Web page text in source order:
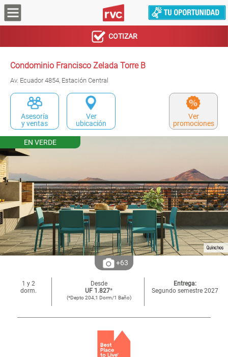
COTIZAR
Condominio Francisco Zelada Torre B
Av. Ecuador 4854, Estación Central
Asesoría
y ventas
Ver
ubicación
Ver
promociones
EN VERDE
+63
1 y 2
dorm.
Desde
UF 1.827*
(*Depto 204,1 Dorm/1 Baño)
Entrega:
Segundo semestre 2027